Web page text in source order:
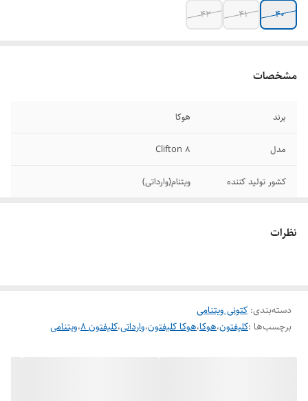
۴۰
۴۱ ۴۲
مشخصات
برند هوکا
مدل Clifton 8
کشور تولید کننده ویتنام(وارداتی)
نظرات
دسته‌بندی: کتونی ویتنامی
برچسب‌ها :کلیفتون،هوکا،هوکا کلیفتون،وارداتی،کلیفتون ۸ ،ویتنامی